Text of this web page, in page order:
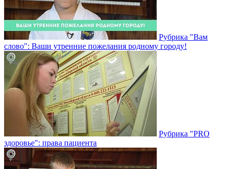
Рубрика "Вам
слово": Ваши утренние пожелания родному городу!
Рубрика "PRO
здоровье": права пациента